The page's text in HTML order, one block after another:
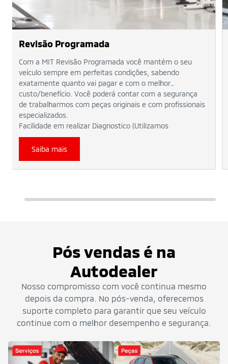
Revisão Programada
Com a MIT Revisão Programada você mantém o seu
veículo sempre em perfeitas condições, sabendo
exatamente quanto vai pagar e com o melhor
custo/benefício. Você poderá contar com a segurança
de trabalharmos com peças originais e com profissionais
especializados.
Facilidade em realizar Diagnostico (Utilizamos
equipamentos de Alta Tecnologia homolagado pela
Mitsubishi para diagnosticar a situação do seu veículo.
Saiba mais
Pós vendas é na
Autodealer
Nosso compromisso com você continua mesmo
depois da compra. No pós-venda, oferecemos
suporte completo para garantir que seu veículo
continue com o melhor desempenho e segurança.